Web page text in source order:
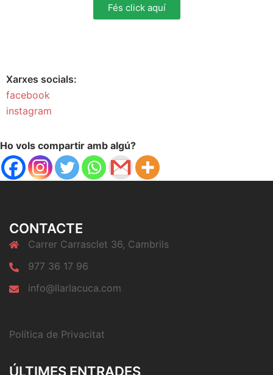
Fés click aquí
Xarxes socials:
facebook
instagram
Ho vols compartir amb algú?
CONTACTE
Carrer Carrasclet 36, Cambrils
977 36 17 96
info@llarlacuca.com
Política de Privacitat
ÚLTIMES ENTRADES